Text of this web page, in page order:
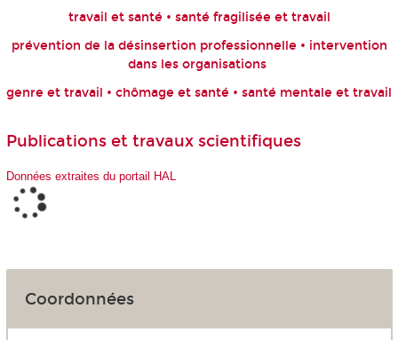
travail et santé • santé fragilisée et travail
prévention de la désinsertion professionnelle • intervention
dans les organisations
genre et travail • chômage et santé • santé mentale et travail
Publications et travaux scientifiques
Données extraites du portail HAL
Coordonnées